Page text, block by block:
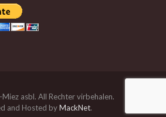
asbl. All Rechter virbehalen.
and Hosted byMackNet.